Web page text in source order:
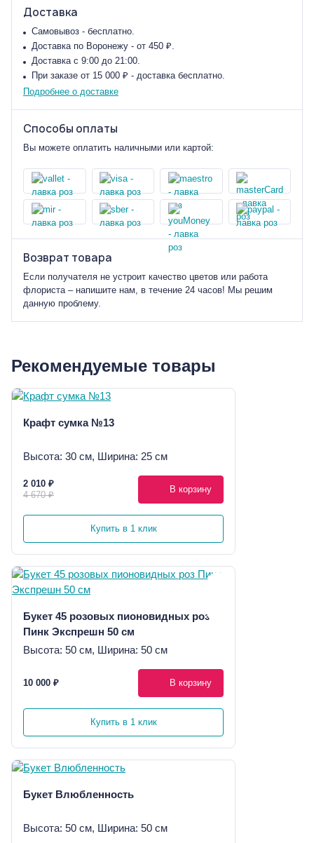
Доставка
Самовывоз - бесплатно.
Доставка по Воронежу - от 450 ₽.
Доставка с 9:00 до 21:00.
При заказе от 15 000 ₽ - доставка бесплатно.
Подробнее о доставке
Способы оплаты
Вы можете оплатить наличными или картой:
Возврат товара
Если получателя не устроит качество цветов или работа
флориста – напишите нам, в течение 24 часов! Мы решим
данную проблему.
Рекомендуемые товары
Крафт сумка №13
Высота: 30 см, Ширина: 25 см
2 010 ₽
4 670 ₽
В корзину
Купить в 1 клик
Букет 45 розовых пионовидных роз
Пинк Экспрешн 50 см
Высота: 50 см, Ширина: 50 см
10 000 ₽ В корзину
Купить в 1 клик
Букет Влюбленность
Высота: 50 см, Ширина: 50 см